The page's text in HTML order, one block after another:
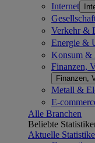
Internet
Verkehr &
Energie &
Konsum &
Finanzen,
Finanzen,
Metall &
E-
Alle Branchen
Beliebte
Aktuelle